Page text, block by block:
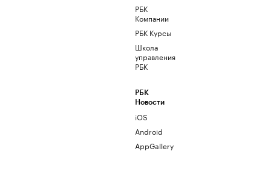
РБК
Компании
РБК Курсы
Школа
управления
РБК
РБК
Новости
iOS
Android
AppGallery